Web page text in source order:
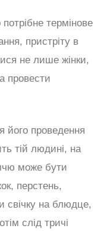
термінове
пристріту в
не лише жінки,
провести
його проведення
тій людині, на
може бути
перстень,
свічку на блюдце,
слід тричі